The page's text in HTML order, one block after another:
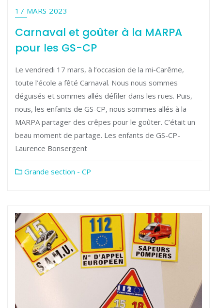
17 MARS 2023
Carnaval et goûter à la MARPA
pour les GS-CP
Le vendredi 17 mars, à l’occasion de la mi-Carême,
toute l’école a fêté Carnaval. Nous nous sommes
déguisés et sommes allés défiler dans les rues. Puis,
nous, les enfants de GS-CP, nous sommes allés à la
MARPA partager des crêpes pour le goûter. C’était un
beau moment de partage. Les enfants de GS-CP-
Laurence Bonsergent
Grande section - CP